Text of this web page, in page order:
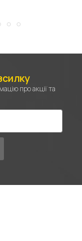
про акції та